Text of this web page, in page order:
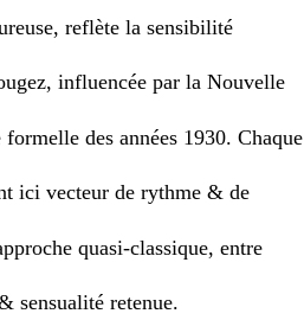
reflète la sensibilité
influencée par la Nouvelle
des années 1930. Chaque
ici vecteur de rythme & de
quasi-classique, entre
sensualité retenue.